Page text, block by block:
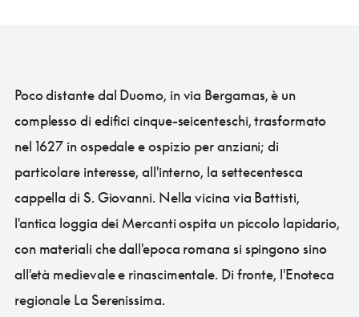
Poco distante dal Duomo, in via Bergamas, è un
complesso di edifici cinque-seicenteschi, trasformato
nel 1627 in ospedale e ospizio per anziani; di
particolare interesse, all'interno, la settecentesca
cappella di S. Giovanni. Nella vicina via Battisti,
l'antica loggia dei Mercanti ospita un piccolo lapidario,
con materiali che dall'epoca romana si spingono sino
all'età medievale e rinascimentale. Di fronte, l'Enoteca
regionale La Serenissima.